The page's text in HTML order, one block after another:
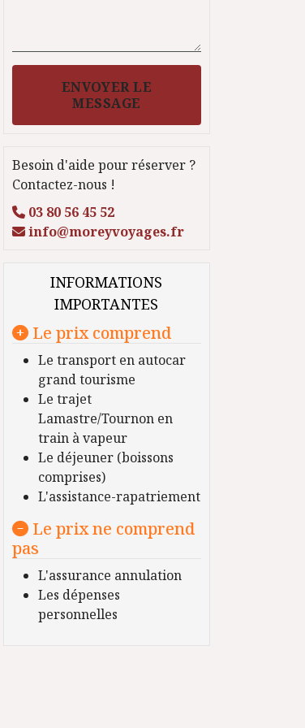
ENVOYER LE
MESSAGE
Besoin d'aide pour réserver ?
Contactez-nous !
03 80 56 45 52
info@moreyvoyages.fr
INFORMATIONS
IMPORTANTES
Le prix comprend
Le transport en autocar
grand tourisme
Le trajet
Lamastre/Tournon en
train à vapeur
Le déjeuner (boissons
comprises)
L'assistance-rapatriement
Le prix ne comprend
pas
L'assurance annulation
Les dépenses
personnelles